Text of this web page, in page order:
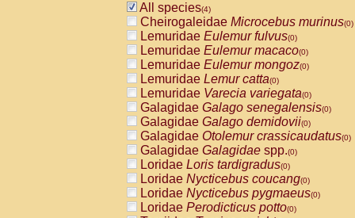
All species(4)
Cheirogaleidae Microcebus murinus(0)
Lemuridae Eulemur fulvus(0)
Lemuridae Eulemur macaco(0)
Lemuridae Eulemur mongoz(0)
Lemuridae Lemur catta(0)
Lemuridae Varecia variegata(0)
Galagidae Galago senegalensis(0)
Galagidae Galago demidovii(0)
Galagidae Otolemur crassicaudatus(0)
Galagidae Galagidae spp.(0)
Loridae Loris tardigradus(0)
Loridae Nycticebus coucang(0)
Loridae Nycticebus pygmaeus(0)
Loridae Perodicticus potto(0)